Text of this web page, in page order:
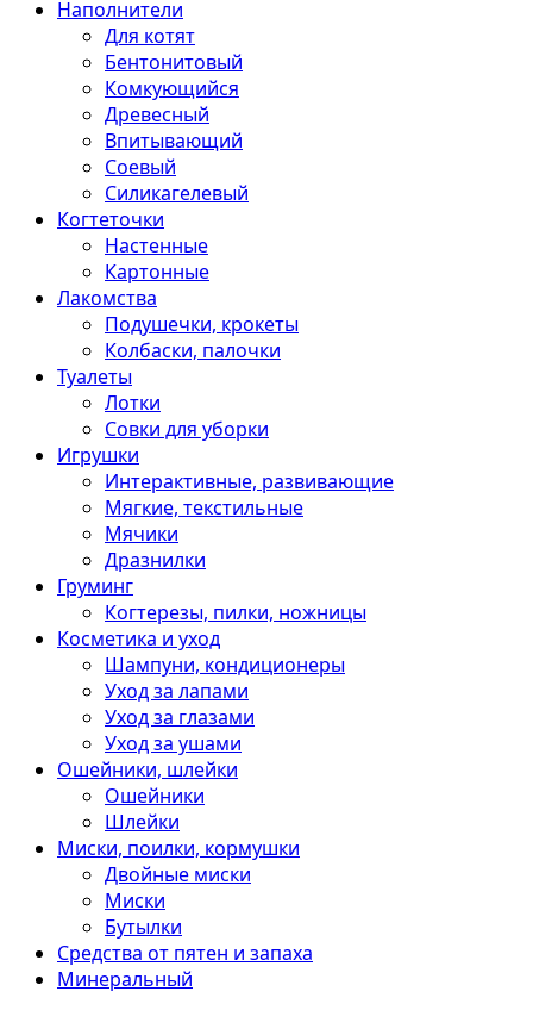
Наполнители
Для котят
Бентонитовый
Комкующийся
Древесный
Впитывающий
Соевый
Силикагелевый
Когтеточки
Настенные
Картонные
Лакомства
Подушечки, крокеты
Колбаски, палочки
Туалеты
Лотки
Совки для уборки
Игрушки
Интерактивные, развивающие
Мягкие, текстильные
Мячики
Дразнилки
Груминг
Когтерезы, пилки, ножницы
Косметика и уход
Шампуни, кондиционеры
Уход за лапами
Уход за глазами
Уход за ушами
Ошейники, шлейки
Ошейники
Шлейки
Миски, поилки, кормушки
Двойные миски
Миски
Бутылки
Средства от пятен и запаха
Минеральный